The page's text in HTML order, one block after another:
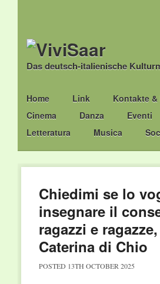
Das deutsch-italienische
Main menu
Skip
to
content
Home Link
Kontakte
Cinema
Danza Eventi
Letteratura
Musica
Chiedimi se lo
insegnare il
ragazzi e
Caterina di Chio
POSTED 13TH OCTOBER 2025